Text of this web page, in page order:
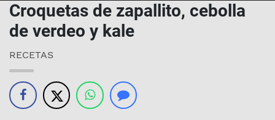
Croquetas de zapallito, cebolla
de verdeo y kale
RECETAS